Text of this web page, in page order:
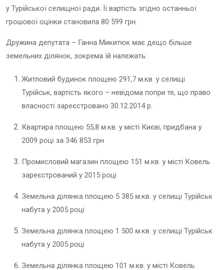
у Турійської селищної ради. Її вартість згідно останньої
грошової оцінки становила 80 599 грн.
Дружина депутата – Ганна Микитюк має дещо більше
земельних ділянок, зокрема їй належать:
Житловий будинок площею 291,7 м.кв. у селищі
Турійськ, вартість якого – невідома попри те, що право
власності зареєстровано 30.12.2014 р.
Квартира площею 55,8 м.кв. у місті Києві, придбана у
2009 році за 346 853 грн
Промисловий магазин площею 151 м.кв. у місті Ковель
зареєстрований у 2015 році
Земельна ділянка площею 5 385 м.кв. у селищі Турійськ
набута у 2005 році
Земельна ділянка площею 1 500 м.кв. у селищі Турійськ
набута у 2005 році
Земельна ділянка площею 101 м.кв. у місті Ковель